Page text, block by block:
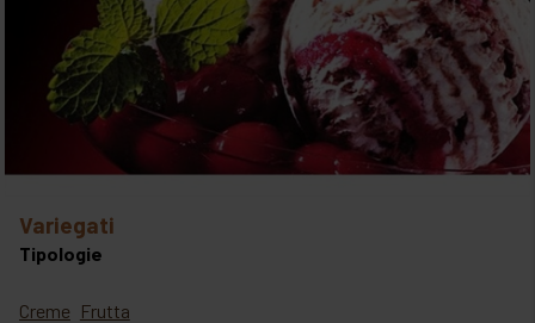
variegati
Tipologie
Creme Frutta